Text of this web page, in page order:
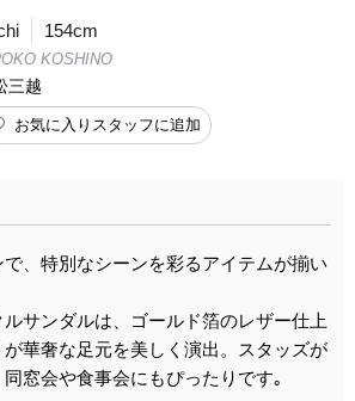
154cm
KOSHINO
三越
お気に入りスタッフに追加
、特別なシーンを彩るアイテムが揃い
サンダルは、ゴールド箔のレザー仕上
華奢な足元を美しく演出。スタッズが
窓会や食事会にもぴったりです｡